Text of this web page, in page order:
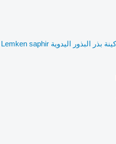
ماكينة بذر البذور اليدوية Lemken saphir